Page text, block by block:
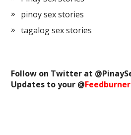
pinoy sex stories
tagalog sex stories
Follow on Twitter at @
Updates to your @Feedburner